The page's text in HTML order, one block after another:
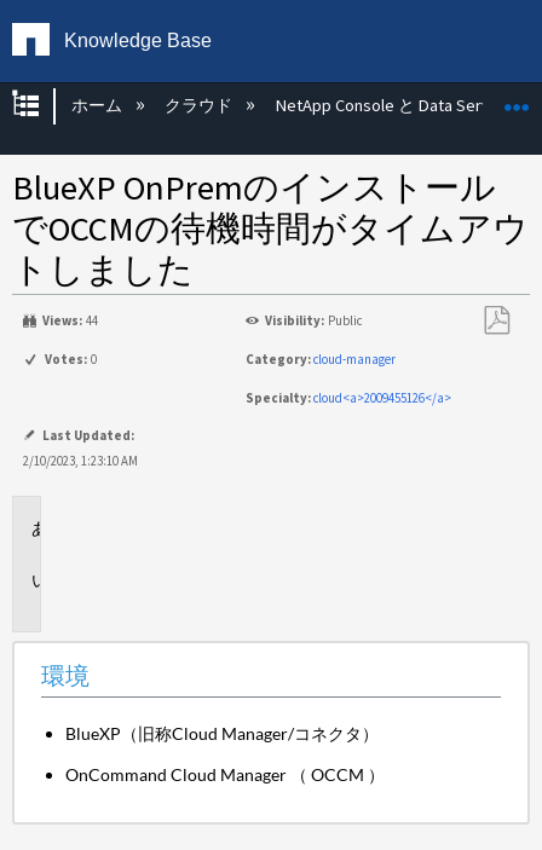
Knowledge Base
グローバル階層を展開/折りたたむ
ホーム クラウド NetApp Console と Data Services
BlueXP OnPremのインストール
でOCCMの待機時間がタイムアウ
トしました
Views: 44 Visibility: Public
Votes: 0 Category:cloud-manager
Specialty:cloud<a>2009455126</a>
Last Updated:
2/10/2023, 1:23:10 AM
環境
BlueXP（旧称Cloud Manager/コネクタ）
OnCommand Cloud Manager （ OCCM ）